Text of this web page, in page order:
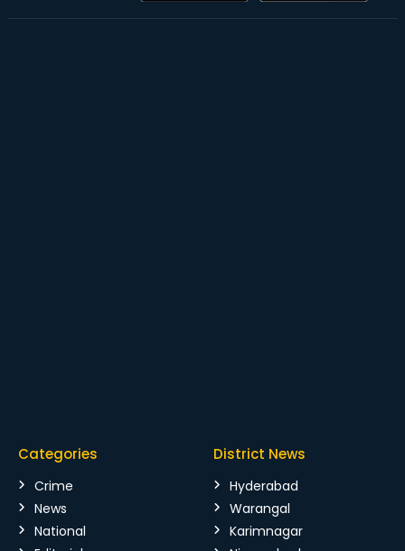
Categories
Crime
News
National
District News
Hyderabad
Warangal
Karimnagar